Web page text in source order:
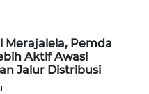
Merajalela, Pemda
Aktif Awasi
Jalur Distribusi